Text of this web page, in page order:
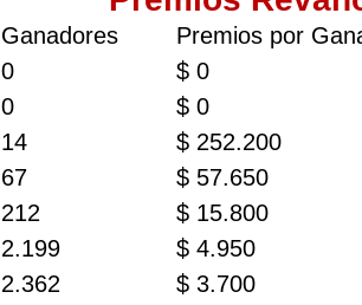
Ganadores Premios por
0 $ 0
0 $ 0
14 $ 252.200
67 $ 57.650
212 $ 15.800
2.199 $ 4.950
2.362 $ 3.700